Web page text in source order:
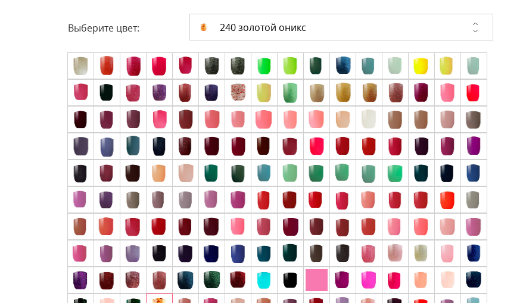
Выберите цвет: 240 золотой оникс